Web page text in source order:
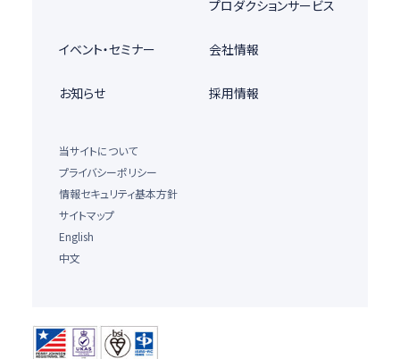
プロダクションサービス
イベント・セミナー 会社情報
お知らせ 採用情報
当サイトについて
プライバシーポリシー
情報セキュリティ基本方針
サイトマップ
English
中文